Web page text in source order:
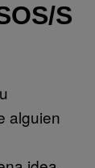
S
alguien